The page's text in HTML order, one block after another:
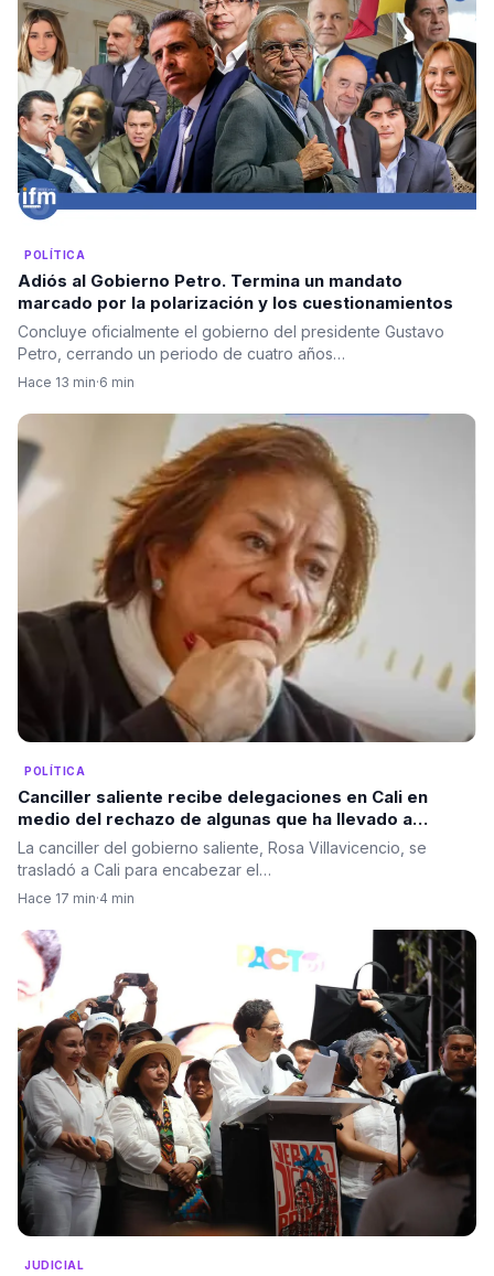
POLÍTICA
Adiós al Gobierno Petro. Termina un mandato
marcado por la polarización y los cuestionamientos
Concluye oficialmente el gobierno del presidente Gustavo
Petro, cerrando un periodo de cuatro años…
Hace 13 min·6 min
POLÍTICA
Canciller saliente recibe delegaciones en Cali en
medio del rechazo de algunas que ha llevado a
cambios en el protocolo diplomático
La canciller del gobierno saliente, Rosa Villavicencio, se
trasladó a Cali para encabezar el…
Hace 17 min·4 min
JUDICIAL